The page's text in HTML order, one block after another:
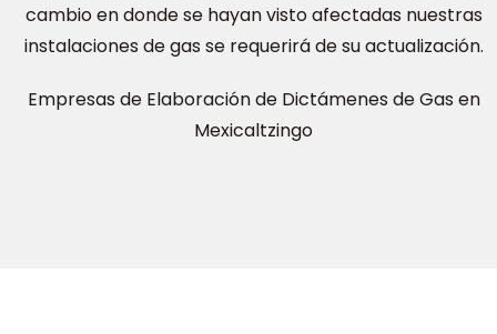
cambio en donde se hayan visto afectadas nuestras
instalaciones de gas se requerirá de su actualización.
Empresas de Elaboración de Dictámenes de Gas en
Mexicaltzingo